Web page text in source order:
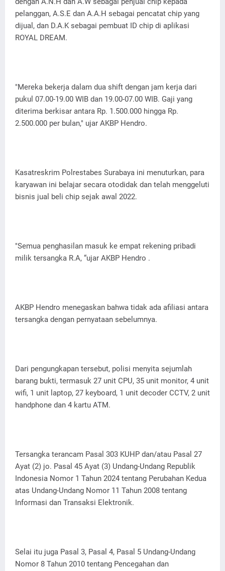
pelanggan, A.S.E dan A.A.H sebagai pencatat chip yang
dijual, dan D.A.K sebagai pembuat ID chip di aplikasi
ROYAL DREAM.
"Mereka bekerja dalam dua shift dengan jam kerja dari
pukul 07.00-19.00 WIB dan 19.00-07.00 WIB. Gaji yang
diterima berkisar antara Rp. 1.500.000 hingga Rp.
2.500.000 per bulan," ujar AKBP Hendro.
Kasatreskrim Polrestabes Surabaya ini menuturkan, para
karyawan ini belajar secara otodidak dan telah menggeluti
bisnis jual beli chip sejak awal 2022.
"Semua penghasilan masuk ke empat rekening pribadi
milik tersangka R.A, “ujar AKBP Hendro .
AKBP Hendro menegaskan bahwa tidak ada afiliasi antara
tersangka dengan pernyataan sebelumnya.
Dari pengungkapan tersebut, polisi menyita sejumlah
barang bukti, termasuk 27 unit CPU, 35 unit monitor, 4 unit
wifi, 1 unit laptop, 27 keyboard, 1 unit decoder CCTV, 2 unit
handphone dan 4 kartu ATM.
Tersangka terancam Pasal 303 KUHP dan/atau Pasal 27
Ayat (2) jo. Pasal 45 Ayat (3) Undang-Undang Republik
Indonesia Nomor 1 Tahun 2024 tentang Perubahan Kedua
atas Undang-Undang Nomor 11 Tahun 2008 tentang
Informasi dan Transaksi Elektronik.
Selai itu juga Pasal 3, Pasal 4, Pasal 5 Undang-Undang
Nomor 8 Tahun 2010 tentang Pencegahan dan